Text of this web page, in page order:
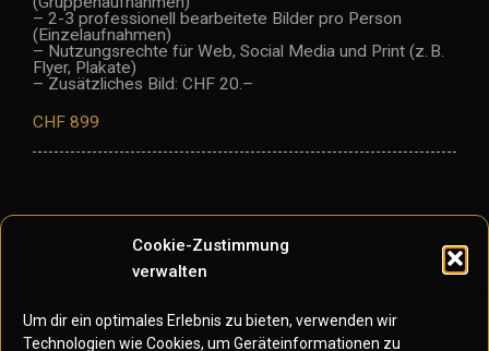
Cookie-Zustimmung
verwalten
Um dir ein optimales Erlebnis zu bieten, verwenden wir
Technologien wie Cookies, um Geräteinformationen zu
– 2-3 professionell bearbeitete Bilder pro Person
(Einzelaufnahmen)
– Nutzungsrechte für Web, Social Media und Print (z. B.
Flyer, Plakate)
– Zusätzliches Bild: CHF 20.–
CHF 899
Das Shooting findet im Freien, am Standort des Kunden